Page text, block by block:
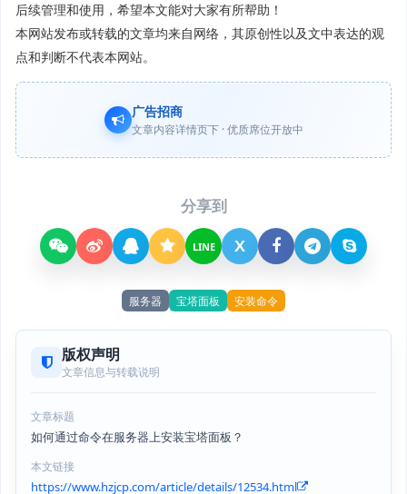
后续管理和使用，希望本文能对大家有所帮助！
本网站发布或转载的文章均来自网络，其原创性以及文中表达的观
点和判断不代表本网站。
广告招商
文章内容详情页下 · 优质席位开放中
分享到
LINE X
服务器 宝塔面板 安装命令
版权声明
文章信息与转载说明
文章标题
如何通过命令在服务器上安装宝塔面板？
本文链接
https://www.hzjcp.com/article/details/12534.html